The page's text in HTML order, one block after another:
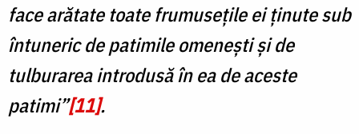
face arătate toate frumusețile ei ținute sub
întuneric de patimile omenești și de
tulburarea introdusă în ea de aceste
patimi”[11].